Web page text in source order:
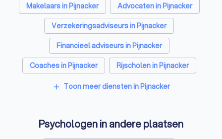
Makelaars in Pijnacker
Advocaten in Pijnacker
Verzekeringsadviseurs in Pijnacker
Financieel adviseurs in Pijnacker
Coaches in Pijnacker
Rijscholen in Pijnacker
Relatietherapeuten in Pijnacker
Hypotheekadviseurs in Pijnacker
add Toon meer diensten in Pijnacker
Psychologen in andere plaatsen